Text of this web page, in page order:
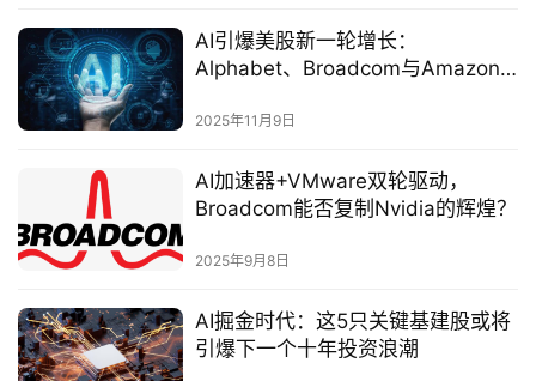
美
股
南
股
投
AI引爆美股新一轮增长：
Alphabet、Broadcom与Amazon
2025年11月9日
AI加速器+VMware双轮驱动，
Broadcom能否复制Nvidia的辉煌？
2025年9月8日
AI掘金时代：这5只关键基建股或将
引爆下一个十年投资浪潮